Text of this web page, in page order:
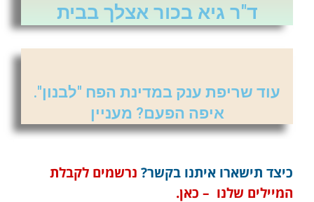
ד"ר גיא בכור אצלך בבית
עוד שריפת ענק במדינת הפח "לבנון".
איפה הפעם? מעניין
כיצד תישארו איתנו בקשר? נרשמים לקבלת
המיילים שלנו – כאן.